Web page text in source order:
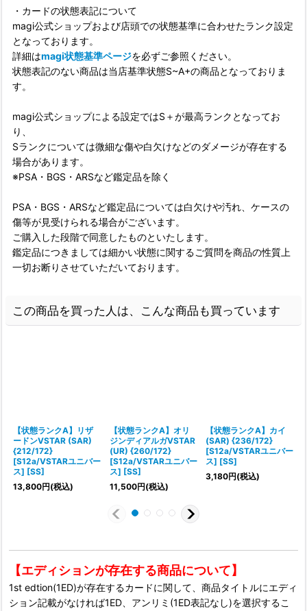
・カードの状態表記について
magi公式ショップおよび店頭での状態基準に合わせたランク設定
となっております。
詳細はmagi状態基準ページを必ずご参照ください。
状態表記のない商品は当店基準状態S~A+の商品となっておりま
す。
magi公式ショップによる設定ではS＋が最高ランクとなってお
り、
Sランクについては微細な傷や白欠けなどのダメージが存在する
場合があります。
※PSA・BGS・ARSなど鑑定品を除く
PSA・BGS・ARSなど鑑定品については白欠けや汚れ、ケースの
傷等が見受けられる場合がございます。
ご購入した段階で同意したものといたします。
鑑定品につきましては細かい状態に関するご質問を商品の性質上
一切お断りさせていただいております。
この商品を買った人は、こんな商品も買っています
【状態ランクA】リザ
ードンVSTAR (SAR)
{212/172}
[S12a/VSTARユニバー
ス] [SS]
13,800円(税込)
【状態ランクA】オリ
ジンディアルガVSTAR
(UR) {260/172}
[S12a/VSTARユニバー
ス] [SS]
11,500円(税込)
【状態ランクA】カイ
(SAR) {236/172}
[S12a/VSTARユニバー
ス] [SS]
3,180円(税込)
【エディションが存在する商品について】
1st edtion(1ED)が存在するカードに関して、商品タイトルにエディ
ション記載がなければ1ED、アンリミ(1ED表記なし)を選択するこ